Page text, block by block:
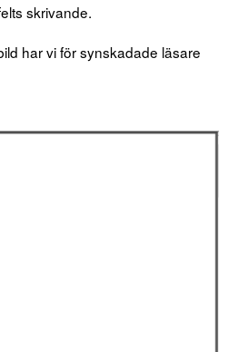
skrivande.
har vi för synskadade läsare